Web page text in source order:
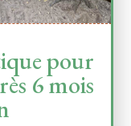
pour
6 mois